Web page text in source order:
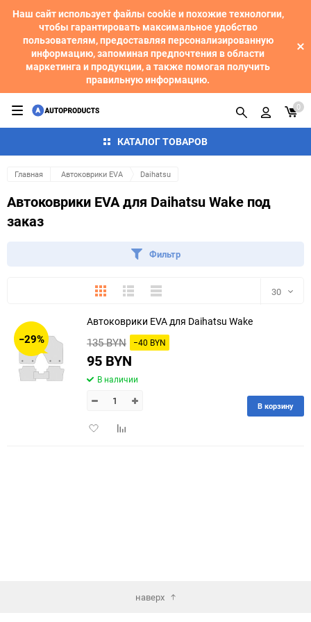
Наш сайт использует файлы cookie и похожие технологии,
чтобы гарантировать максимальное удобство
пользователям, предоставляя персонализированную
информацию, запоминая предпочтения в области
маркетинга и продукции, а также помогая получить
правильную информацию.
КАТАЛОГ ТОВАРОВ
0
Главная Автоковрики EVA Daihatsu
Автоковрики EVA для Daihatsu Wake под
заказ
Фильтр
ПлиткаПодробноКомпактно 30
150
−29%
Автоковрики EVA для Daihatsu Wake
135 BYN −40 BYN
95 BYN
В наличии
ДобавитьДобавить
В корзину
наверх